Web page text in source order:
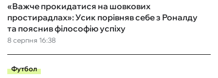
8 серпня 16:38
«Важче прокидатися на шовкових
простирадлах»: Усик порівняв себе з Роналду
та пояснив філософію успіху
Футбол